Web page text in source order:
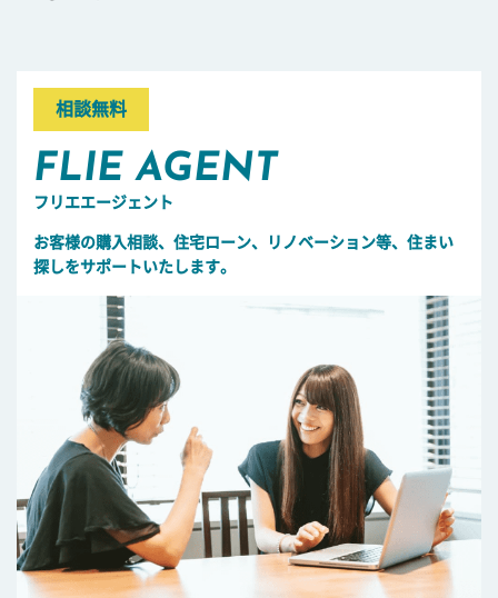
相談無料
FLIE AGENT
フリエエージェント
お客様の購入相談、住宅ローン、リノベーション等、住まい
探しをサポートいたします。